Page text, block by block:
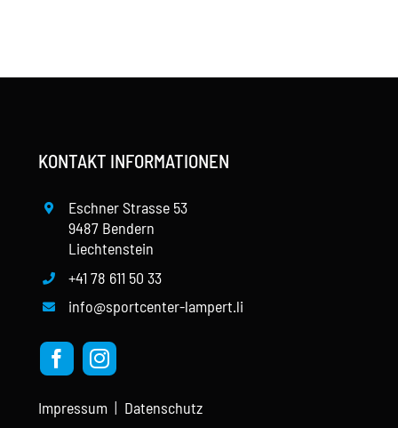
KONTAKT INFORMATIONEN
Eschner Strasse 53
9487 Bendern
Liechtenstein
+41 78 611 50 33
info@sportcenter-lampert.li
Impressum | Datenschutz